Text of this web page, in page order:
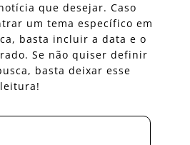
que desejar. Caso
um tema específico em
basta incluir a data e o
Se não quiser definir
basta deixar esse